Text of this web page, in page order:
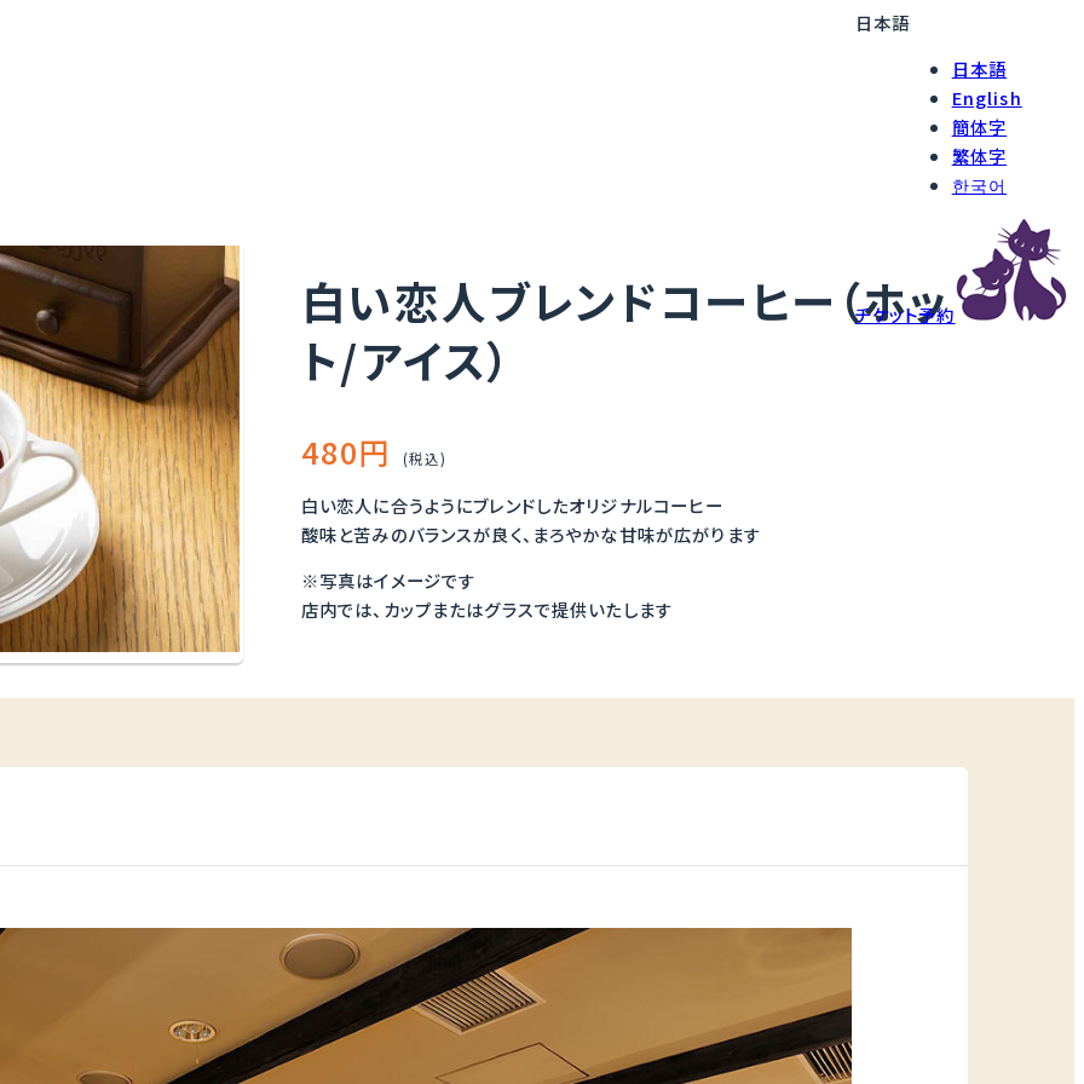
日本語
日本語
English
簡体字
繁体字
한국어
チケット予約
白い恋人ブレンドコーヒー（ホッ
ト/アイス）
480円 (税込)
白い恋人に合うようにブレンドしたオリジナルコーヒー
酸味と苦みのバランスが良く、まろやかな甘味が広がります
※写真はイメージです
店内では、カップまたはグラスで提供いたします